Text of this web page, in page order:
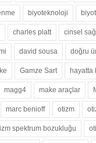
biyoteknoloji
charles platt cinsel
david sousa doğru
Gamze Sart hayatta
magg4 make araçlar
marc benioff otizm
spektrum bozukluğu